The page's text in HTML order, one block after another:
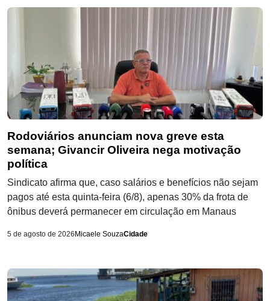
Rodoviários anunciam nova greve esta
semana; Givancir Oliveira nega motivação
política
Sindicato afirma que, caso salários e benefícios não sejam
pagos até esta quinta-feira (6/8), apenas 30% da frota de
ônibus deverá permanecer em circulação em Manaus
5 de agosto de 2026 Micaele SouzaCidade